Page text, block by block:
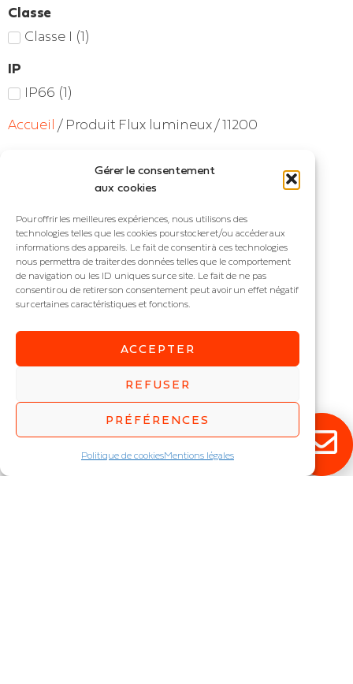
Gérer le consentement
aux cookies
Pour offrir les meilleures expériences, nous utilisons des
technologies telles que les cookies pour stocker et/ou accéder aux
informations des appareils. Le fait de consentir à ces technologies
nous permettra de traiter des données telles que le comportement
de navigation ou les ID uniques sur ce site. Le fait de ne pas
consentir ou de retirer son consentement peut avoir un effet négatif
sur certaines caractéristiques et fonctions.
ACCEPTER
REFUSER
PRÉFÉRENCES
Politique de cookiesMentions légales
Classe
Classe I (1)
IP
IP66 (1)
Accueil / Produit Flux lumineux / 11200
LUMIS
IP : IP66
30 ,50 , 60,